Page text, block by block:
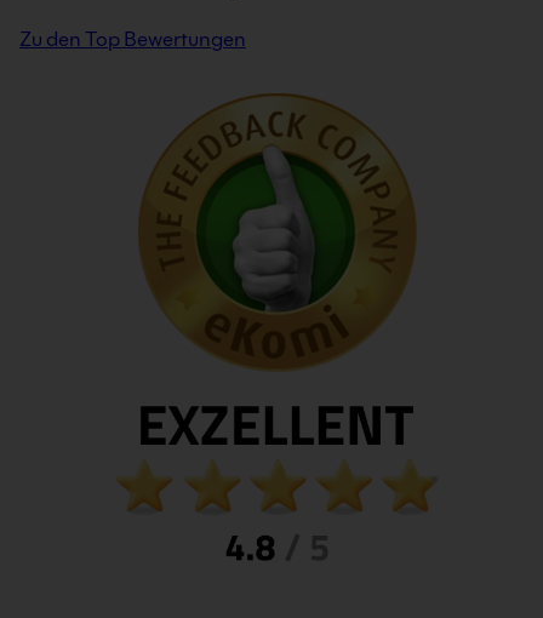
Zu den Top Bewertungen